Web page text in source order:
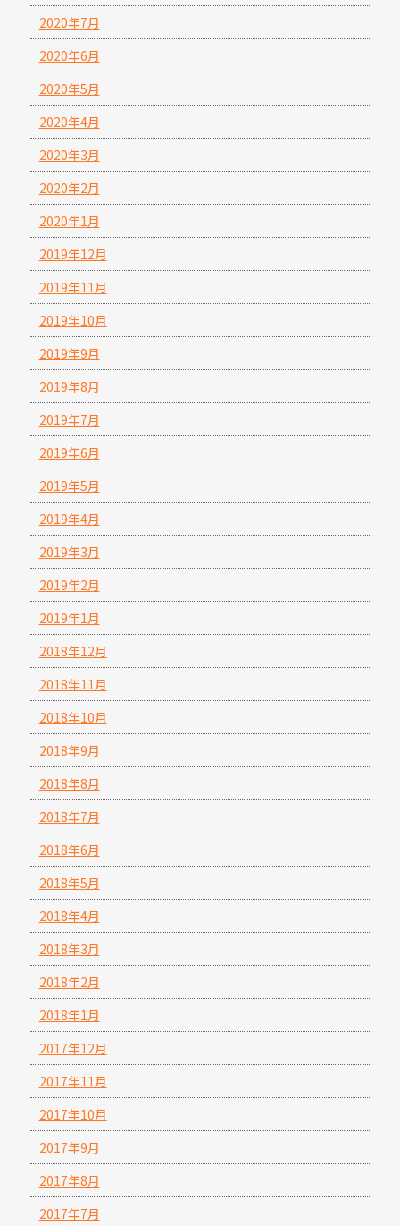
2020年7月
2020年6月
2020年5月
2020年4月
2020年3月
2020年2月
2020年1月
2019年12月
2019年11月
2019年10月
2019年9月
2019年8月
2019年7月
2019年6月
2019年5月
2019年4月
2019年3月
2019年2月
2019年1月
2018年12月
2018年11月
2018年10月
2018年9月
2018年8月
2018年7月
2018年6月
2018年5月
2018年4月
2018年3月
2018年2月
2018年1月
2017年12月
2017年11月
2017年10月
2017年9月
2017年8月
2017年7月